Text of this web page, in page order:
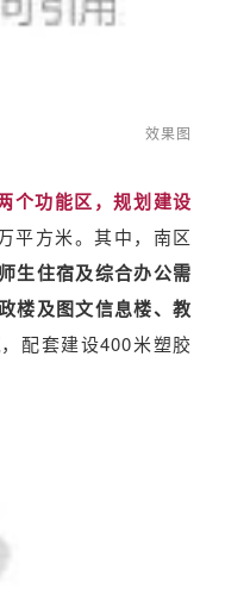
效果图
个功能区，规划建设
平方米。其中，南区
生住宿及综合办公需
楼及图文信息楼、教
，配套建设400米塑胶